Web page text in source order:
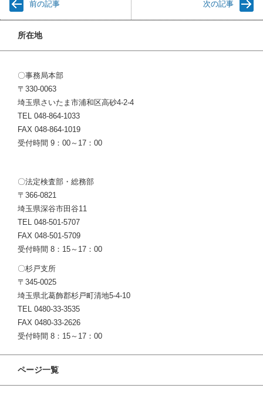
前の記事 次の記事
所在地
〇事務局本部
〒330-0063
埼玉県さいたま市浦和区高砂4-2-4
TEL 048-864-1033
FAX 048-864-1019
受付時間 9：00～17：00
〇法定検査部・総務部
〒366-0821
埼玉県深谷市田谷11
TEL 048-501-5707
FAX 048-501-5709
受付時間 8：15～17：00
〇杉戸支所
〒345-0025
埼玉県北葛飾郡杉戸町清地5-4-10
TEL 0480-33-3535
FAX 0480-33-2626
受付時間 8：15～17：00
ページ一覧